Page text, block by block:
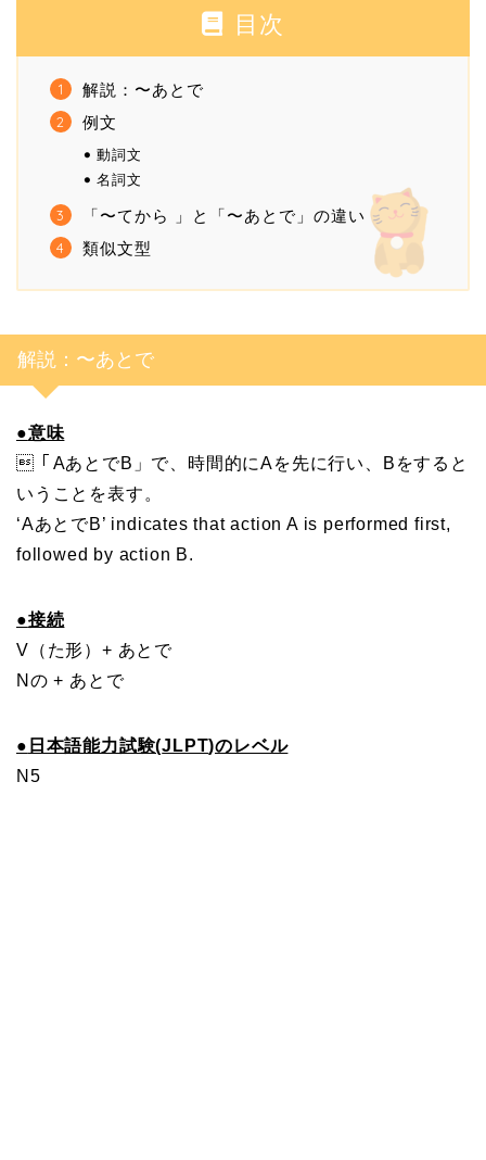
目次
解説：〜あとで
例文
動詞文
名詞文
「〜てから 」と「〜あとで」の違い
類似文型
解説：〜あとで
●意味
「AあとでB」で、時間的にAを先に行い、Bをすると
いうことを表す。
‘AあとでB’ indicates that action A is performed first,
followed by action B.
●接続
V（た形）+ あとで
Nの + あとで
● 日本語能力試験(JLPT)のレベル
N5